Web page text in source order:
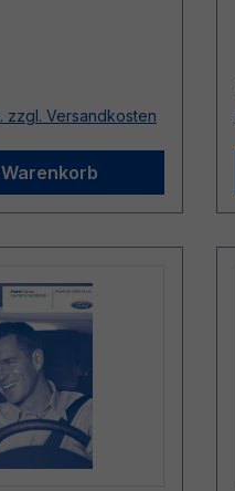
zzgl. Versandkosten